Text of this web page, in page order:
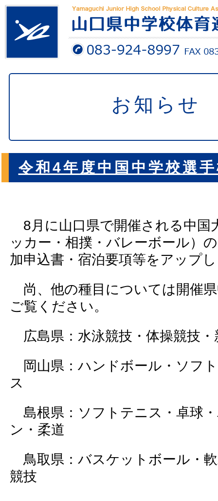
お知らせ
令和4年度中国中学校選
8月に山口県で開催される中国
ッカー・相撲・バレーボール）
加申込書・宿泊要項等をアップ
尚、他の種目については開催
ご覧ください。
広島県：水泳競技・体操競技・
岡山県：ハンドボール・ソフ
ス
島根県：ソフトテニス・卓球
ン・柔道
鳥取県：バスケットボール・
競技